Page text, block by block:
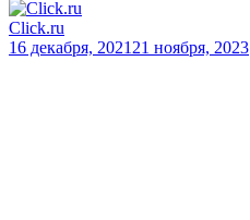
Click.ru
16 декабря, 2021 21 ноября, 2023